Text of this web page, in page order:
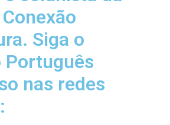
​Siga o
Português
nas redes